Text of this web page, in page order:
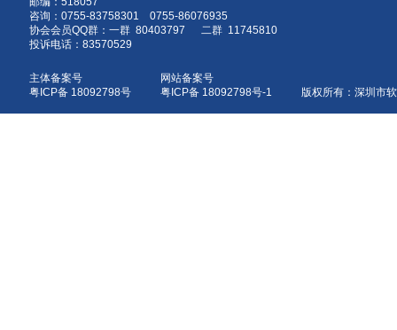
咨询：0755-83758301 0755-86076935
协会会员QQ群：一群 80403797 二群 11745810
投诉电话：83570529
主体备案号
粤ICP备 18092798号
网站备案号
粤ICP备 18092798号-1 版权所有：深圳市软